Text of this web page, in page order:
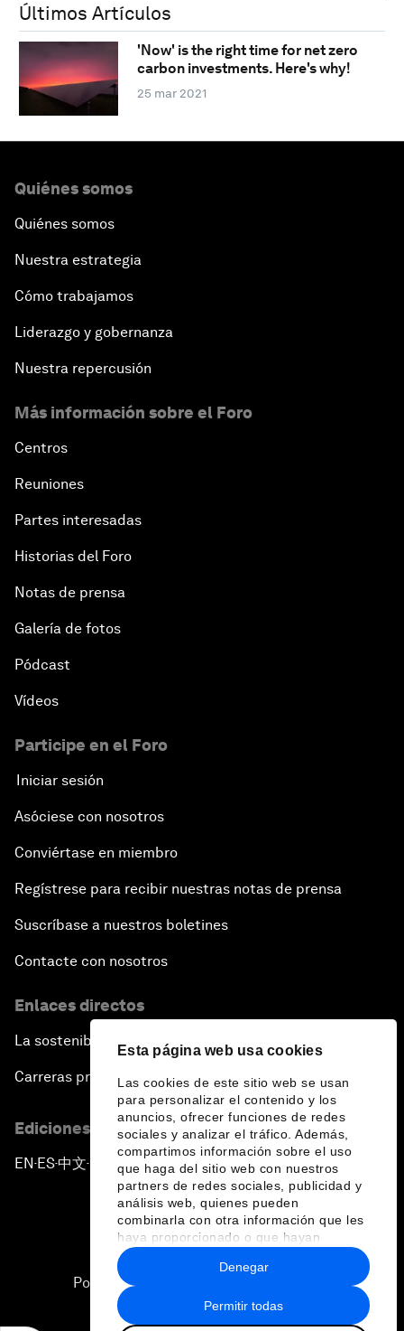
Esta página web usa cookies
Las cookies de este sitio web se usan
para personalizar el contenido y los
anuncios, ofrecer funciones de redes
sociales y analizar el tráfico. Además,
compartimos información sobre el uso
que haga del sitio web con nuestros
partners de redes sociales, publicidad y
análisis web, quienes pueden
combinarla con otra información que les
haya proporcionado o que hayan
recopilado a partir del uso que haya
hecho de sus servicios.
Permitir todas
Denegar
Últimos Artículos
'Now' is the right time for net zero
carbon investments. Here's why!
25 mar 2021
Quiénes somos
Quiénes somos
Nuestra estrategia
Cómo trabajamos
Liderazgo y gobernanza
Nuestra repercusión
Más información sobre el Foro
Centros
Reuniones
Partes interesadas
Historias del Foro
Notas de prensa
Galería de fotos
Pódcast
Vídeos
Participe en el Foro
Iniciar sesión
Asóciese con nosotros
Conviértase en miembro
Regístrese para recibir nuestras notas de prensa
Suscríbase a nuestros boletines
Contacte con nosotros
Enlaces directos
La sostenibilidad en el Foro
Carreras profesionales
Ediciones en otros idiomas
EN ▪ES▪中文▪ 日本語
Política de privacidad y normas de uso
Sitemap